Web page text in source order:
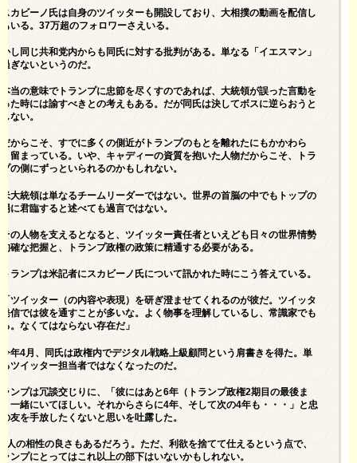
カビーノ氏は自身のツイッターも開設しており、大相撲の動画を配信し
いる。37万超のフォロワーさえいる。
し同じ共和党内からも同氏に対する批判がある。単なる「イエスマン」
ぎないというのだ。
当の意味でトランプに忠節を尽くすのであれば、大統領が誤った言動を
た時には諭すべきとの考えもある。だが同氏は決してボスに逆らおうと
ない。
からこそ、すでに多くの側近がトランプのもとを離れたにもかかわら
留まっている。いや、キャディーの資質を抱いた人物だからこそ、トラ
の側にずっといられるのかもしれない。
大統領は単なるチームリーダーではない。世界の首脳の中でもトップの
に君臨すると述べても過言ではない。
の人物を支えるとなると、ツイッター責任者といえども日々の世界情勢
確な把握と、トランプ政権の政策に精通する必要がある。
ンプは米記者にスカビーノ氏について訊かれた時にこう答えている。
ツイッター（の内容や表現）を研ぎ澄ませてくれるのが彼だ。ツイッタ
信では彼を通すことが多いな。よく物事を理解しているし、常識家でも
。なくてはならない存在だ」
年4月、同氏は政権内でデジタル戦略上級顧問という肩書きを得た。単
ツイッター担当者ではなくなったのだ。
ンプは冗談交じりに、「彼にはあと6年（トランプ政権2期目の最後ま
一緒にいてほしい。それからさらに4年、そして次の4年も・・・」と忠
友を手放したくないと思いを吐露した。
の相性の良さもあるだろう。ただ、利欲を捨てて仕えるという点で、
ンプにとってはこれ以上の部下はいないかもしれない。